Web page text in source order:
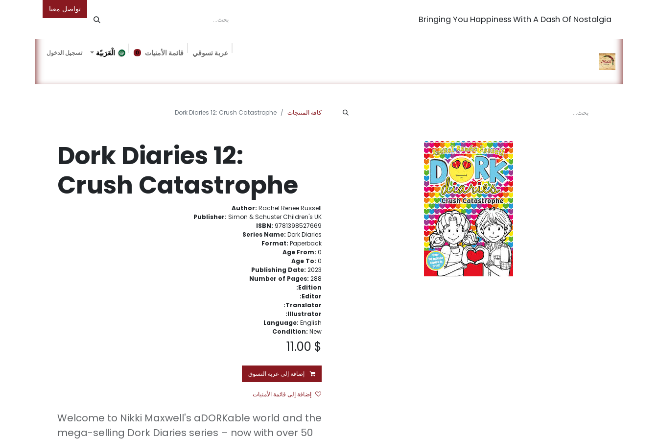
تواصل معنا
عربة تسوقي 0 قائمة الأمنيات الْعَرَبيّة تسجيل الدخول
كافة المنتجات Dork Diaries 12: Crush Catastrophe
Dork Diaries 12:
Crush Catastrophe
Author: Rachel Renee Russell
Publisher: Simon & Schuster Children's UK
ISBN: 9781398527669
Series Name: Dork Diaries
Format: Paperback
Age From: 0
Age To: 0
Publishing Date: 2023
Number of Pages: 288
Edition:
Editor:
Translator:
Illustrator:
Language: English
Condition: New
$
11.00
إضافة إلى عربة التسوق
إضافة إلى قائمة الأمنيات
Welcome to Nikki Maxwell's aDORKable world and the
mega-selling Dork Diaries series – now with over 50